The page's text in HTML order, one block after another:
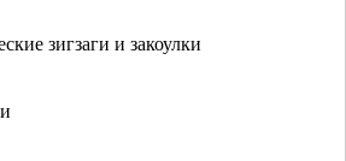
зигзаги и закоулки